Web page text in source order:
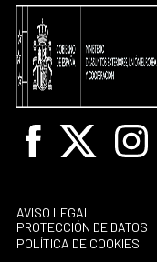
Facebook
X
AVISO LEGAL
PROTECCIÓN DE DATOS
POLÍTICA DE COOKIES